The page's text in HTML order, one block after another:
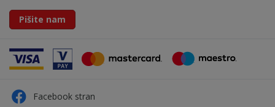
Pišite nam
Facebook stran